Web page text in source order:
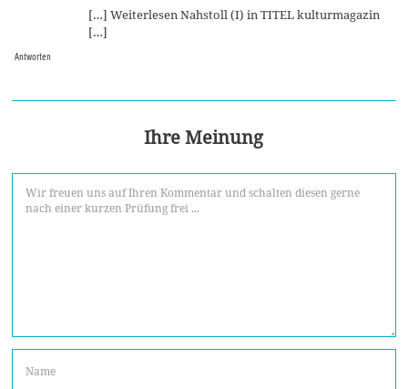
[…] Weiterlesen Nahstoll (I) in TITEL kulturmagazin
[…]
Antworten
Ihre Meinung